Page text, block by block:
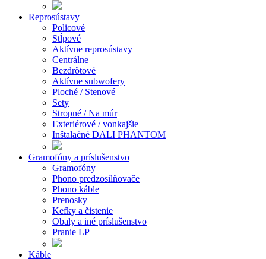
Reprosústavy
Policové
Stĺpové
Aktívne reprosústavy
Centrálne
Bezdrôtové
Aktívne subwofery
Ploché / Stenové
Sety
Stropné / Na múr
Exteriérové / vonkajšie
Inštalačné DALI PHANTOM
Gramofóny a príslušenstvo
Gramofóny
Phono predzosilňovače
Phono káble
Prenosky
Kefky a čistenie
Obaly a iné príslušenstvo
Pranie LP
Káble